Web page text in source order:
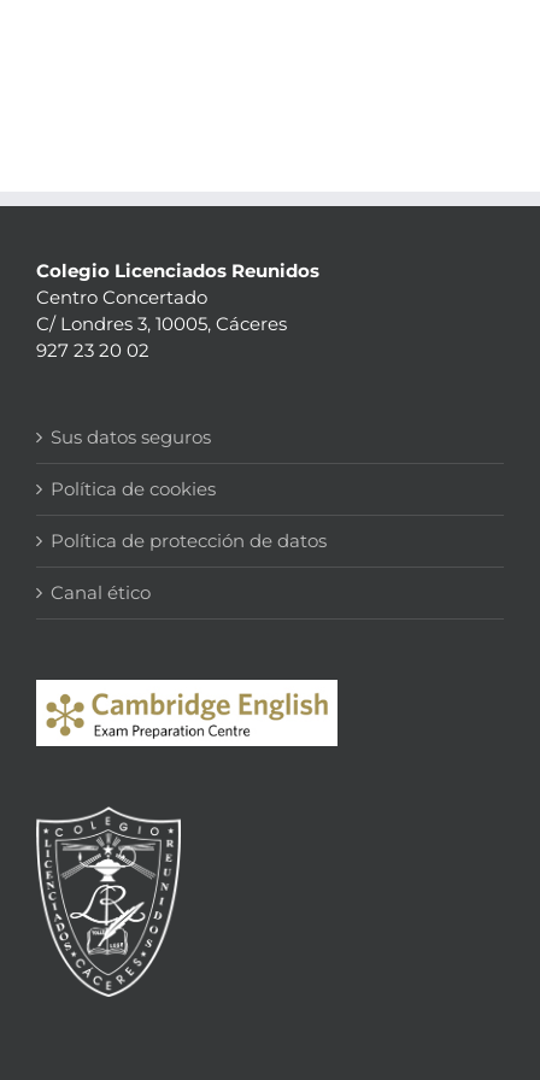
Colegio Licenciados Reunidos
Centro Concertado
C/ Londres 3, 10005, Cáceres
927 23 20 02
Sus datos seguros
Política de cookies
Política de protección de datos
Canal ético